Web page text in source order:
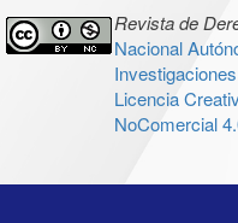
Revista de
Nacional
Licencia
NoComercial